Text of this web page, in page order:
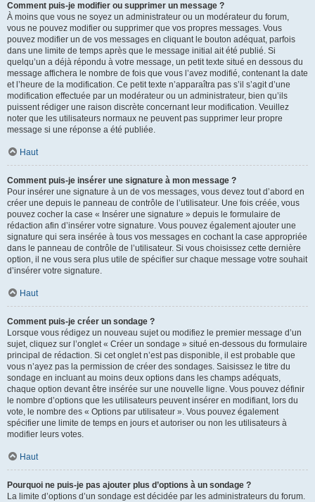
Comment puis-je modifier ou supprimer un message ?
À moins que vous ne soyez un administrateur ou un modérateur du forum,
vous ne pouvez modifier ou supprimer que vos propres messages. Vous
pouvez modifier un de vos messages en cliquant le bouton adéquat, parfois
dans une limite de temps après que le message initial ait été publié. Si
quelqu’un a déjà répondu à votre message, un petit texte situé en dessous du
message affichera le nombre de fois que vous l’avez modifié, contenant la date
et l’heure de la modification. Ce petit texte n’apparaîtra pas s’il s’agit d’une
modification effectuée par un modérateur ou un administrateur, bien qu’ils
puissent rédiger une raison discrète concernant leur modification. Veuillez
noter que les utilisateurs normaux ne peuvent pas supprimer leur propre
message si une réponse a été publiée.
Haut
Comment puis-je insérer une signature à mon message ?
Pour insérer une signature à un de vos messages, vous devez tout d’abord en
créer une depuis le panneau de contrôle de l’utilisateur. Une fois créée, vous
pouvez cocher la case « Insérer une signature » depuis le formulaire de
rédaction afin d’insérer votre signature. Vous pouvez également ajouter une
signature qui sera insérée à tous vos messages en cochant la case appropriée
dans le panneau de contrôle de l’utilisateur. Si vous choisissez cette dernière
option, il ne vous sera plus utile de spécifier sur chaque message votre souhait
d’insérer votre signature.
Haut
Comment puis-je créer un sondage ?
Lorsque vous rédigez un nouveau sujet ou modifiez le premier message d’un
sujet, cliquez sur l’onglet « Créer un sondage » situé en-dessous du formulaire
principal de rédaction. Si cet onglet n’est pas disponible, il est probable que
vous n’ayez pas la permission de créer des sondages. Saisissez le titre du
sondage en incluant au moins deux options dans les champs adéquats,
chaque option devant être insérée sur une nouvelle ligne. Vous pouvez définir
le nombre d’options que les utilisateurs peuvent insérer en modifiant, lors du
vote, le nombre des « Options par utilisateur ». Vous pouvez également
spécifier une limite de temps en jours et autoriser ou non les utilisateurs à
modifier leurs votes.
Haut
Pourquoi ne puis-je pas ajouter plus d’options à un sondage ?
La limite d’options d’un sondage est décidée par les administrateurs du forum.